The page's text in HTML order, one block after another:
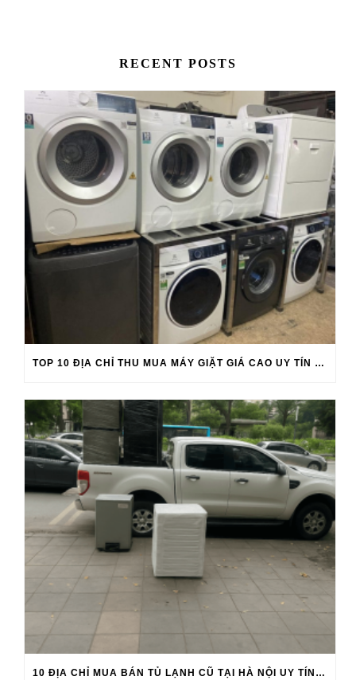
RECENT POSTS
TOP 10 ĐỊA CHỈ THU MUA MÁY GIẶT GIÁ CAO UY TÍN 2026-2027
10 ĐỊA CHỈ MUA BÁN TỦ LẠNH CŨ TẠI HÀ NỘI UY TÍN 2026 -2027